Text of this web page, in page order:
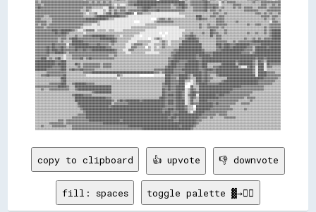
copy to clipboard 👍 upvote 👎 downvote
fill: spaces toggle palette ▓→✊🏽